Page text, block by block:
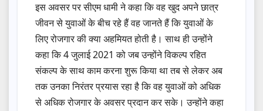
इस अवसर पर सीएम धामी ने कहा कि वह खुद अपने छात्र
जीवन से युवाओं के बीच रहे हैं वह जानते हैं कि युवाओं के
लिए रोजगार की क्या अहमियत होती है। साथ ही उन्होंने
कहा कि 4 जुलाई 2021 को जब उन्होंने विकल्प रहित
संकल्प के साथ काम करना शुरू किया था तब से लेकर अब
तक उनका निरंतर प्रयास रहा है कि वह युवाओं को अधिक
से अधिक रोजगार के अवसर प्रदान कर सके। उन्होंने कहा